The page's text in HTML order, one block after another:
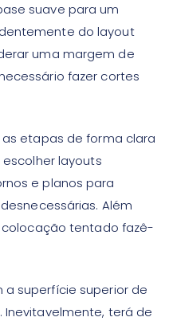
suave para um
do layout
uma margem de
fazer cortes
etapas de forma clara
escolher layouts
e planos para
Além
tentado fazê-
a superfície superior de
terá de